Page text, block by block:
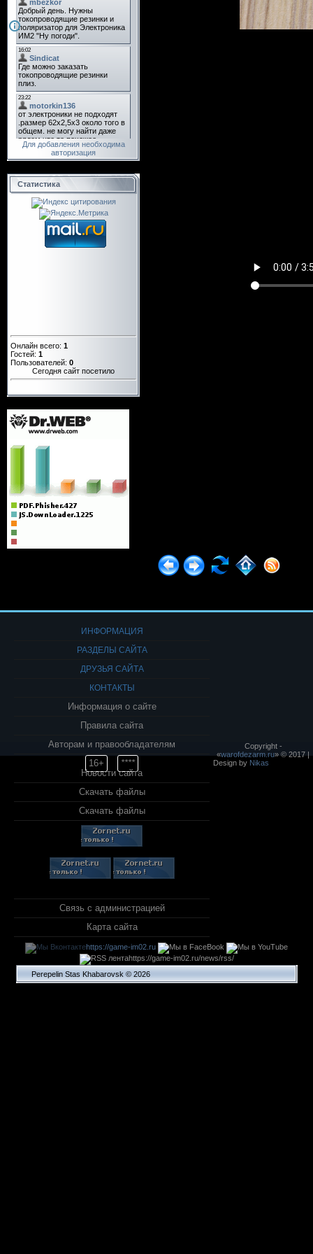
Для добавления необходима
авторизация
Статистика
Онлайн всего: 1
Гостей: 1
Пользователей: 0
Сегодня сайт посетило
ИНФОРМАЦИЯ
РАЗДЕЛЫ САЙТА
ДРУЗЬЯ САЙТА
КОНТАКТЫ
Информация о сайте
Правила сайта
Авторам и правообладателям
16+
****
Новости сайта
Скачать файлы
Скачать файлы
Связь с администрацией
Карта сайта
Copyright -
«warofdezarm.ru» © 2017 |
Design by Nikas
https://game-im02.ru
https://game-im02.ru/news/rss/
Perepelin Stas Khabarovsk © 2026